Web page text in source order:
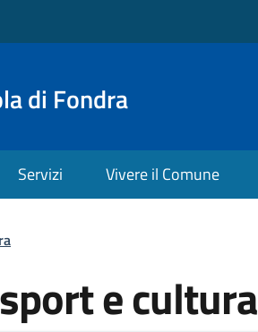
di Fondra
Servizi Vivere il Comune
e cultura